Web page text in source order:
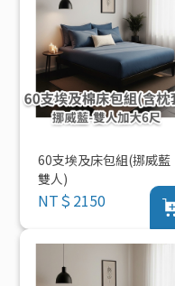
60支埃及床包組(挪威藍
雙人)
NT＄2150